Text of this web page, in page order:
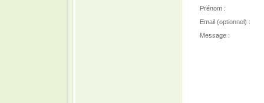
Prénom :
Email (optionnel) :
Message :